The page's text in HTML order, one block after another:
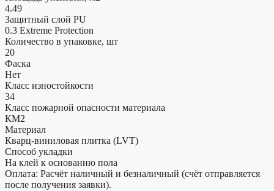
4.49
Защитный слой PU
0.3 Extreme Protection
Количество в упаковке, шт
20
Фаска
Нет
Класс изностойкости
34
Класс пожарной опасности материала
КМ2
Материал
Кварц-виниловая плитка (LVT)
Способ укладки
На клей к основанию пола
Оплата: Расчёт наличный и безналичный (счёт отправляется
после получения заявки).